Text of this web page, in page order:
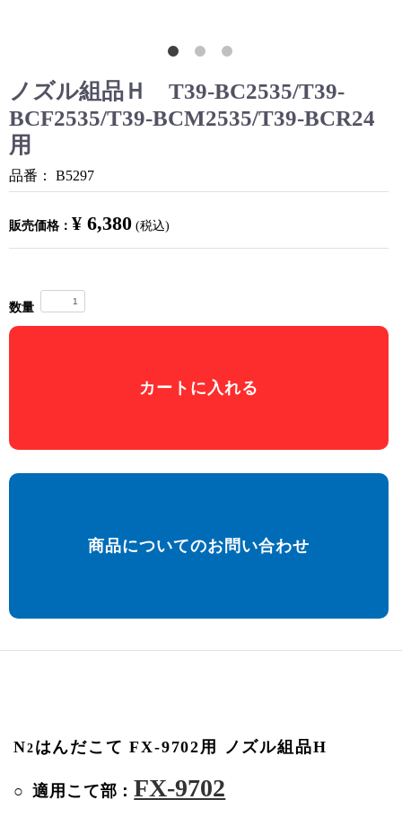
ノズル組品Ｈ T39-BC2535/T39-
BCF2535/T39-BCM2535/T39-BCR24
用
品番： B5297
販売価格： ¥ 6,380 (税込)
数量
カートに入れる
商品についてのお問い合わせ
N2 はんだこて FX-9702用 ノズル組品H
適用こて部： FX-9702